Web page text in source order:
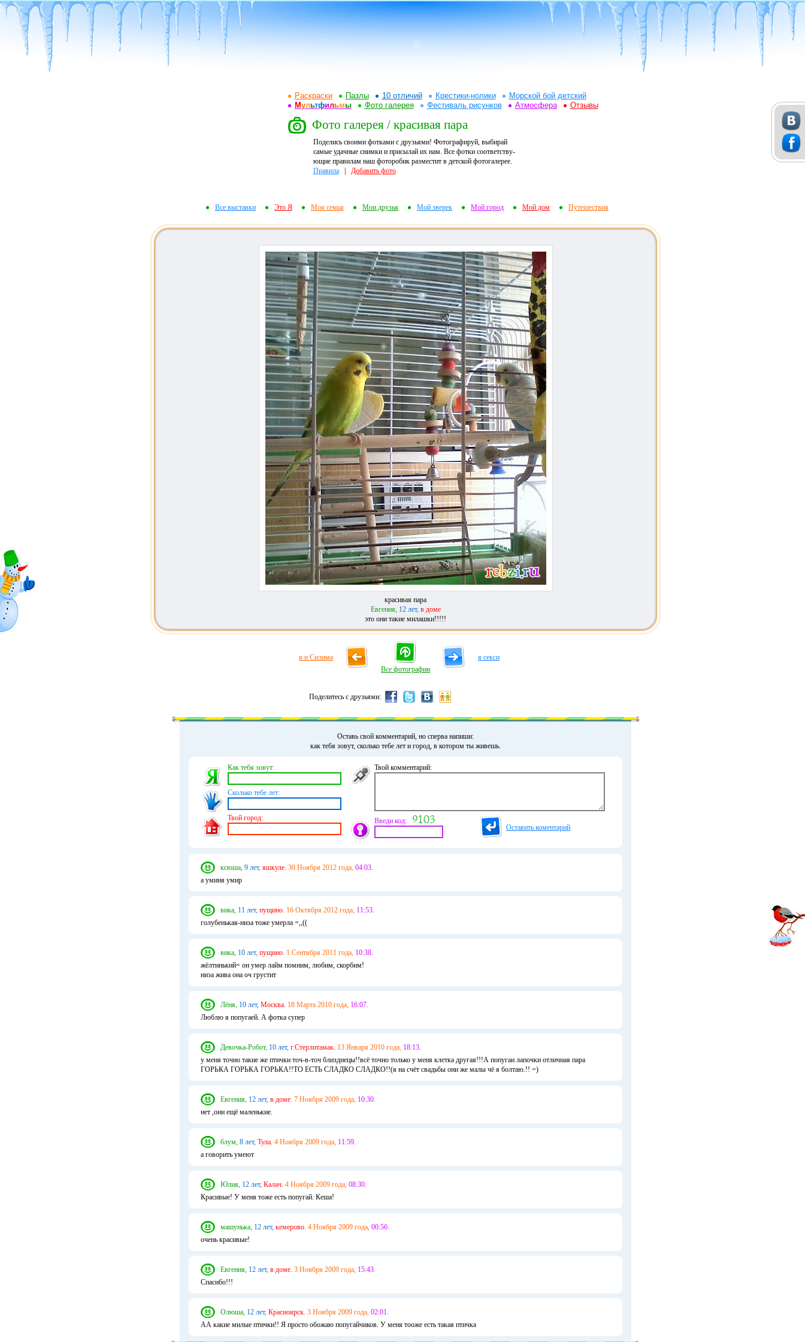
Раскраски Пазлы 10 отличий Крестики-нолики
Морской бой детский
Мультфильмы Фото галерея Фестиваль рисунков Атмосфера Отзывы
Фото галерея / красивая пара
Поделись своими фотками с друзьями! Фотографируй, выбирай
самые удачные снимки и присылай их нам. Все фотки соответству-
ющие правилам наш фоторобик разместит в детской фотогалерее.
Правила| Добавить фото
Все выставки Это Я Моя семья Мои друзья Мой зверек Мой город Мой дом Путешествия
красивая пара
Евгения, 12 лет, в доме
это они такие милашки!!!!!
я и Силима
Все фотографии
я секси
Поделитесь с друзьями:
Оставь свой комментарий, но сперва напиши:
как тебя зовут, сколько тебе лет и город, в котором ты живешь.
Как тебя зовут:
Сколько тебе лет:
Твой город:
Твой комментарий:
Введи код:
Оставить коментарий
ксюша, 9 лет, яшкуле. 30 Ноября 2012 года, 04:03.
а уминя умир
вика, 11 лет, пущино. 16 Октября 2012 года, 11:53.
голубенькая-низа тоже умерла =,,((
вика, 10 лет, пущино. 1 Сентября 2011 года, 10:38.
жёлтинький= он умер лайм помним, любим, скорбим!
низа жива она оч грустит
Лёня, 10 лет, Москва. 18 Марта 2010 года, 16:07.
Люблю я попугаей. А фотка супер
Девочка-Робот, 10 лет, г.Стерлитамак. 13 Января 2010 года, 18:13.
у меня точно такие же птички точ-в-точ близднецы!!всё точно только у меня клетка другая!!!А попугаи лапочки отличная пара
ГОРЬКА ГОРЬКА ГОРЬКА!!ТО ЕСТЬ СЛАДКО СЛАДКО!!(я на счёт свадьбы они же малы чё я болтаю.!! =)
Евгения, 12 лет, в доме. 7 Ноября 2009 года, 10:30.
нет ,они ещё маленькие.
блум, 8 лет, Тула. 4 Ноября 2009 года, 11:59.
а говорить умеют
Юлия, 12 лет, Калач. 4 Ноября 2009 года, 08:30.
Красивые! У меня тоже есть попугай. Кеша!
машунька, 12 лет, кемерово. 4 Ноября 2009 года, 00:56.
очень красивые!
Евгения, 12 лет, в доме. 3 Ноября 2009 года, 15:43.
Спасибо!!!
Олюша, 12 лет, Красноярск. 3 Ноября 2009 года, 02:01.
АА какие милые птички!! Я просто обожаю попугайчиков. У меня тооже есть такая птичка